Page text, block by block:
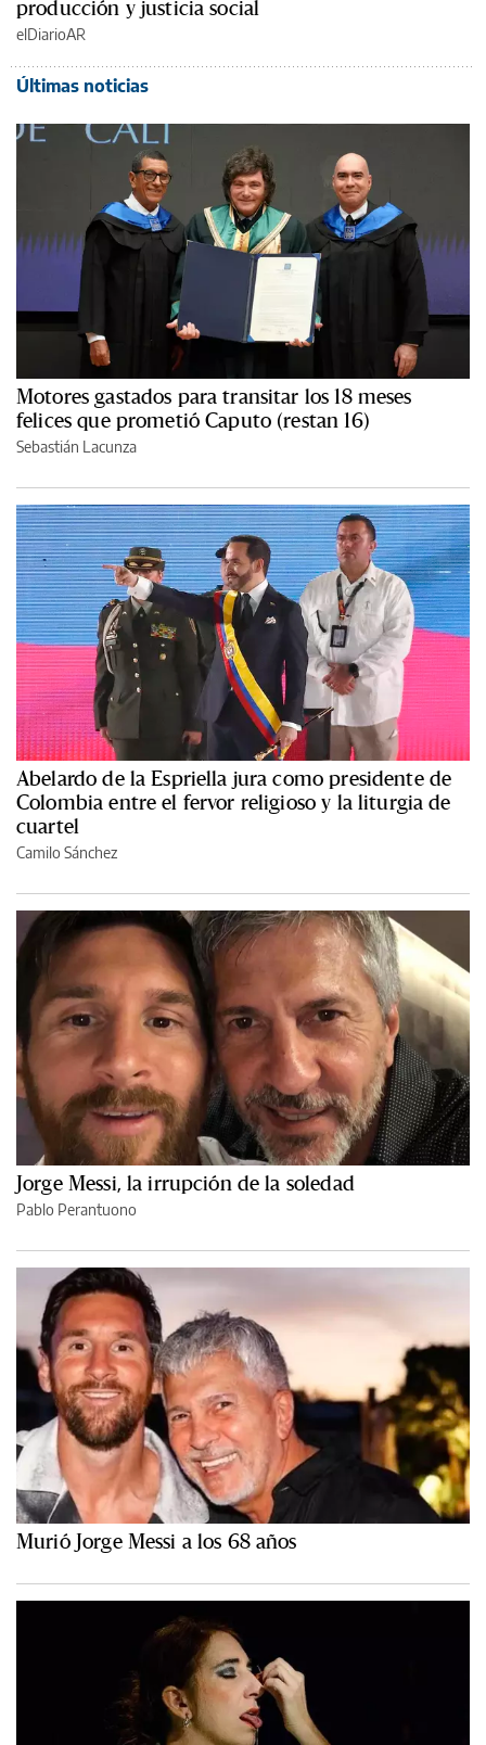
producción y justicia social
elDiarioAR
Últimas noticias
Motores gastados para transitar los 18 meses
felices que prometió Caputo (restan 16)
Sebastián Lacunza
Abelardo de la Espriella jura como presidente de
Colombia entre el fervor religioso y la liturgia de
cuartel
Camilo Sánchez
Jorge Messi, la irrupción de la soledad
Pablo Perantuono
Murió Jorge Messi a los 68 años